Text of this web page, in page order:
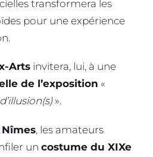
transformera les
pour une expérience
Arts invitera, lui, à une
de l’exposition «
».
, les amateurs
un costume du XIXe